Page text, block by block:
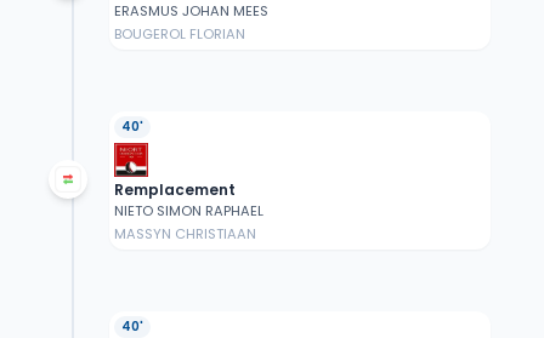
ERASMUS JOHAN MEES
BOUGEROL FLORIAN
40'
Remplacement
NIETO SIMON RAPHAEL
MASSYN CHRISTIAAN
40'